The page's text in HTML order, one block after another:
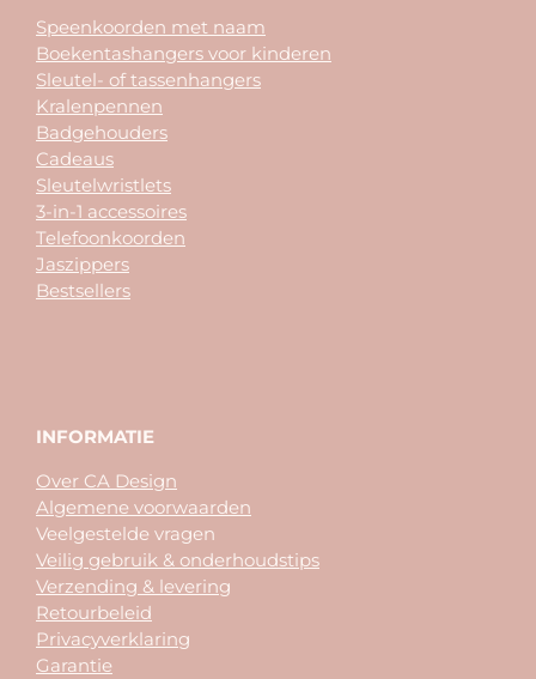
Speenkoorden met naam
Boekentashangers voor kinderen
Sleutel- of tassenhangers
Kralenpennen
Badgehouders
Cadeaus
Sleutelwristlets
3-in-1 accessoires
Telefoonkoorden
Jaszippers
Bestsellers
INFORMATIE
Over CA Design
Algemene voorwaarden
Veelgestelde vragen
Veilig gebruik & onderhoudstips
Verzending & levering
Retourbeleid
Privacyverklaring
Garantie